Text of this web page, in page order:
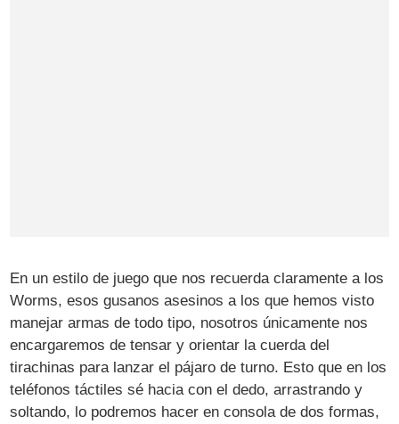
En un estilo de juego que nos recuerda claramente a los
Worms, esos gusanos asesinos a los que hemos visto
manejar armas de todo tipo, nosotros únicamente nos
encargaremos de tensar y orientar la cuerda del
tirachinas para lanzar el pájaro de turno. Esto que en los
teléfonos táctiles sé hacia con el dedo, arrastrando y
soltando, lo podremos hacer en consola de dos formas,